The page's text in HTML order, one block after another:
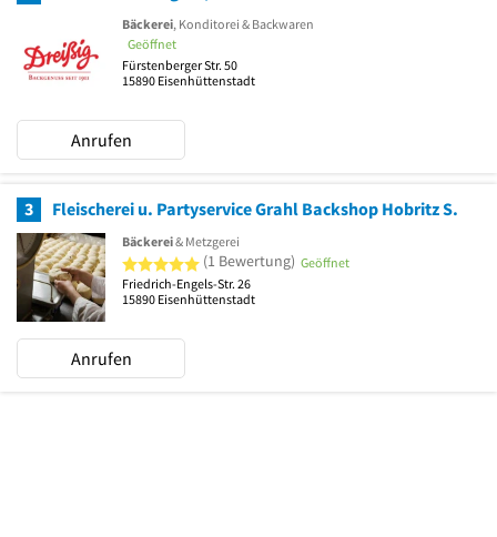
Bäckerei, Konditorei & Backwaren
Geöffnet
Fürstenberger Str. 50
15890 Eisenhüttenstadt
Anrufen
3 Fleischerei u. Partyservice Grahl Backshop Hobritz S.
Bäckerei& Metzgerei
5 von 5 Sternen
(1 Bewertung) Geöffnet
Friedrich-Engels-Str. 26
15890 Eisenhüttenstadt
Anrufen